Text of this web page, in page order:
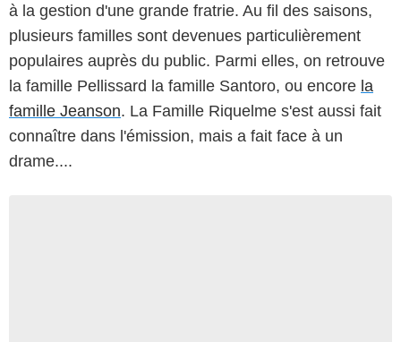
à la gestion d'une grande fratrie. Au fil des saisons,
plusieurs familles sont devenues particulièrement
populaires auprès du public. Parmi elles, on retrouve
la famille Pellissard la famille Santoro, ou encore la
famille Jeanson. La Famille Riquelme s'est aussi fait
connaître dans l'émission, mais a fait face à un
drame....